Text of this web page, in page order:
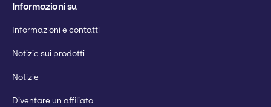
Informazioni su
Informazioni e contatti
Notizie sui prodotti
Notizie
Diventare un affiliato